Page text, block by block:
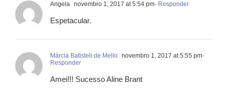
Angela novembro 1, 2017 at 5:54 pm- Responder
Espetacular.
Márcia Batisteli de Mello novembro 1, 2017 at 5:55 pm-
Responder
Amei!!! Sucesso Aline Brant